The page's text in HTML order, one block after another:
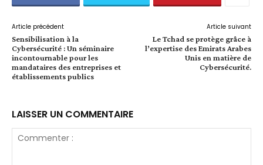
Article précédent
Sensibilisation à la
Cybersécurité : Un séminaire
incontournable pour les
mandataires des entreprises et
établissements publics
Article suivant
Le Tchad se protège grâce à
l’expertise des Emirats Arabes
Unis en matière de
Cybersécurité.
LAISSER UN COMMENTAIRE